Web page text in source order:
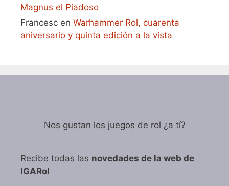
Magnus el Piadoso
Francesc en Warhammer Rol, cuarenta
aniversario y quinta edición a la vista
Nos gustan los juegos de rol ¿a tí?
Recibe todas las novedades de la web de
IGARol